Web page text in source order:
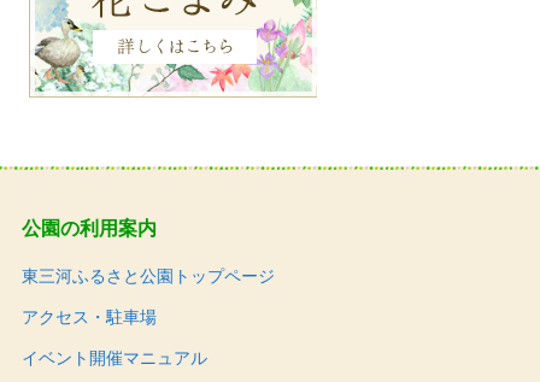
公園の利用案内
東三河ふるさと公園トップページ
アクセス・駐車場
イベント開催マニュアル